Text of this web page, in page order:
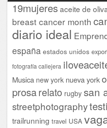
19mujeresaceite de
breast cancer month
diario ideal
españa estados unidos
fotografía callejera
Musica new york nueva york
prosarelato rugby san
streetphotography
trailrunning travel USA